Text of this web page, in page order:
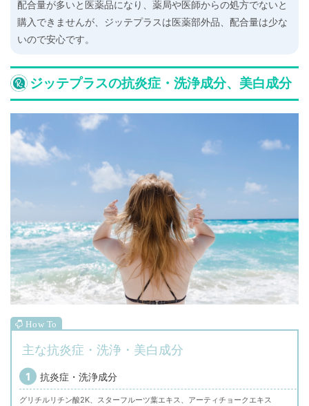
配合量が多いと医薬品になり、薬局や医師からの処方でないと
購入できませんが、ジッテプラスは医薬部外品、配合量は少な
いので安心です。
ジッテプラスの抗炎症・洗浄成分、美白成分
主な抗炎症・洗浄・美白成分
抗炎症・洗浄成分
グリチルリチン酸2K、スターフルーツ葉エキス、アーティチョークエキス